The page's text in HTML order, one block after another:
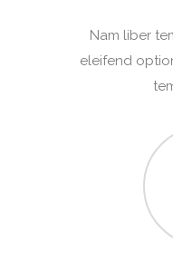
Nam liber
eleifend